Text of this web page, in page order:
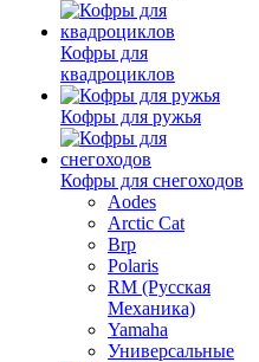
Кофры для
квадроциклов
Кофры для ружья
Кофры для снегоходов
Aodes
Arctic Cat
Brp
Polaris
RM (Русская
Механика)
Yamaha
Универсальные